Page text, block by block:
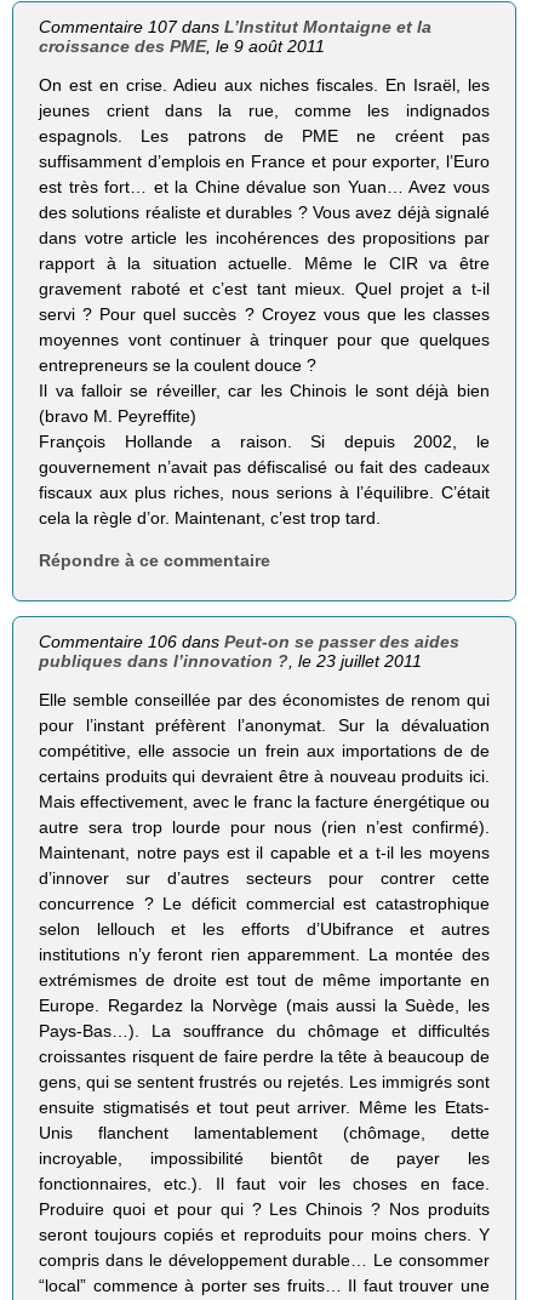
Commentaire 107 dansL’Institut Montaigne et la
croissance des PME, le 9 août 2011
On est en crise. Adieu aux niches fiscales. En Israël, les
jeunes crient dans la rue, comme les indignados
espagnols. Les patrons de PME ne créent pas
suffisamment d’emplois en France et pour exporter, l’Euro
est très fort… et la Chine dévalue son Yuan… Avez vous
des solutions réaliste et durables ? Vous avez déjà signalé
dans votre article les incohérences des propositions par
rapport à la situation actuelle. Même le CIR va être
gravement raboté et c’est tant mieux. Quel projet a t-il
servi ? Pour quel succès ? Croyez vous que les classes
moyennes vont continuer à trinquer pour que quelques
entrepreneurs se la coulent douce ?
Il va falloir se réveiller, car les Chinois le sont déjà bien
(bravo M. Peyreffite)
François Hollande a raison. Si depuis 2002, le
gouvernement n’avait pas défiscalisé ou fait des cadeaux
fiscaux aux plus riches, nous serions à l’équilibre. C’était
cela la règle d’or. Maintenant, c’est trop tard.
Répondre à ce commentaire
Commentaire 106 dansPeut-on se passer des aides
publiques dans l’innovation ? , le 23 juillet 2011
Elle semble conseillée par des économistes de renom qui
pour l’instant préfèrent l’anonymat. Sur la dévaluation
compétitive, elle associe un frein aux importations de de
certains produits qui devraient être à nouveau produits ici.
Mais effectivement, avec le franc la facture énergétique ou
autre sera trop lourde pour nous (rien n’est confirmé).
Maintenant, notre pays est il capable et a t-il les moyens
d’innover sur d’autres secteurs pour contrer cette
concurrence ? Le déficit commercial est catastrophique
selon lellouch et les efforts d’Ubifrance et autres
institutions n’y feront rien apparemment. La montée des
extrémismes de droite est tout de même importante en
Europe. Regardez la Norvège (mais aussi la Suède, les
Pays-Bas…). La souffrance du chômage et difficultés
croissantes risquent de faire perdre la tête à beaucoup de
gens, qui se sentent frustrés ou rejetés. Les immigrés sont
ensuite stigmatisés et tout peut arriver. Même les Etats-
Unis flanchent lamentablement (chômage, dette
incroyable, impossibilité bientôt de payer les
fonctionnaires, etc.). Il faut voir les choses en face.
Produire quoi et pour qui ? Les Chinois ? Nos produits
seront toujours copiés et reproduits pour moins chers. Y
compris dans le développement durable… Le consommer
“local” commence à porter ses fruits… Il faut trouver une